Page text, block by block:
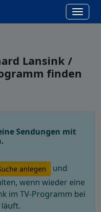
Lansink /
finden
Sendungen mit
anlegen
und
wenn wieder eine
im TV-Programm bei